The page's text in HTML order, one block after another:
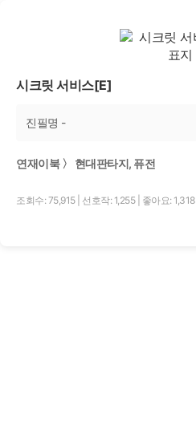
시크릿 서비스[E]
진필명 -
연재이북 〉 현대판타지, 퓨전
조회수: 75,915 선호작: 1,255 좋아요: 1,318